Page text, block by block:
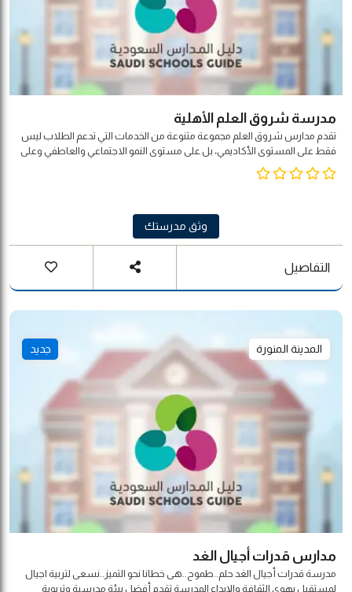
مدرسة شروق العلم الأهلية
تقدم مدارس شروق العلم مجموعة متنوعة من الخدمات التي تدعم الطلاب ليس
فقط على المستوى الأكاديمي، بل على مستوى النمو الاجتماعي والعاطفي وعلى
المستوى الصحي أيضًا. وتتيح المدرسة لجميع الطلاب إمكانية طلب المساعدة في
حل مشكلاتهم الشخصية أو الاجتماعية عن طريق الاتصال بأحد مستشاري
وثق مدرستك
التفاصيل
المدينة المنورة جديد
مدارس قدرات أجيال الغد
مدرسة قدرات أجيال الغد حلم..طموح..هى خطانا نحو التميز..نسعى لتربية اجيال
لمستقبل يهوى الثقافة واﻹبداع المدرسة تقدم أفضل بيئة مدرسية وتربوية